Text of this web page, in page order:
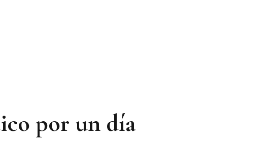
por un día